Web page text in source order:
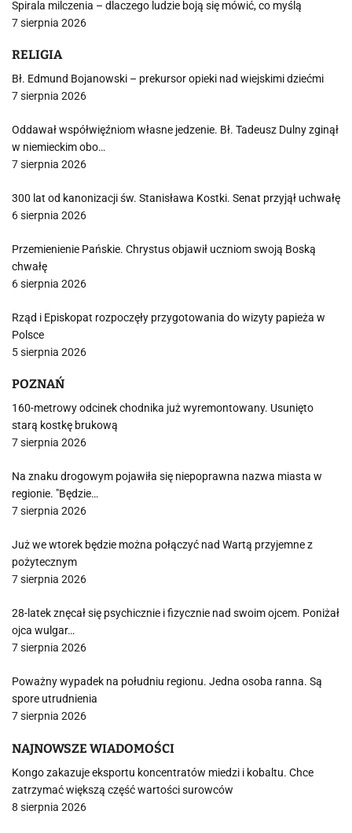
Spirala milczenia – dlaczego ludzie boją się mówić, co myślą
7 sierpnia 2026
RELIGIA
Bł. Edmund Bojanowski – prekursor opieki nad wiejskimi dziećmi
7 sierpnia 2026
Oddawał współwięźniom własne jedzenie. Bł. Tadeusz Dulny zginął
w niemieckim obo…
7 sierpnia 2026
300 lat od kanonizacji św. Stanisława Kostki. Senat przyjął uchwałę
6 sierpnia 2026
Przemienienie Pańskie. Chrystus objawił uczniom swoją Boską
chwałę
6 sierpnia 2026
Rząd i Episkopat rozpoczęły przygotowania do wizyty papieża w
Polsce
5 sierpnia 2026
POZNAŃ
160-metrowy odcinek chodnika już wyremontowany. Usunięto
starą kostkę brukową
7 sierpnia 2026
Na znaku drogowym pojawiła się niepoprawna nazwa miasta w
regionie. "Będzie…
7 sierpnia 2026
Już we wtorek będzie można połączyć nad Wartą przyjemne z
pożytecznym
7 sierpnia 2026
28-latek znęcał się psychicznie i fizycznie nad swoim ojcem. Poniżał
ojca wulgar…
7 sierpnia 2026
Poważny wypadek na południu regionu. Jedna osoba ranna. Są
spore utrudnienia
7 sierpnia 2026
NAJNOWSZE WIADOMOŚCI
Kongo zakazuje eksportu koncentratów miedzi i kobaltu. Chce
zatrzymać większą część wartości surowców
8 sierpnia 2026